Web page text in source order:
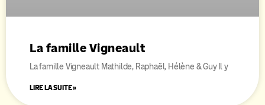
La famille Vigneault
La famille Vigneault Mathilde, Raphaël, Hélène & Guy Il y
LIRE LA SUITE »